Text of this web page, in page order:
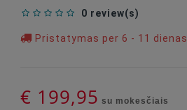
0 review(s)
Pristatymas per 6 - 11 dienas
€ 199,95 su mokesčiais